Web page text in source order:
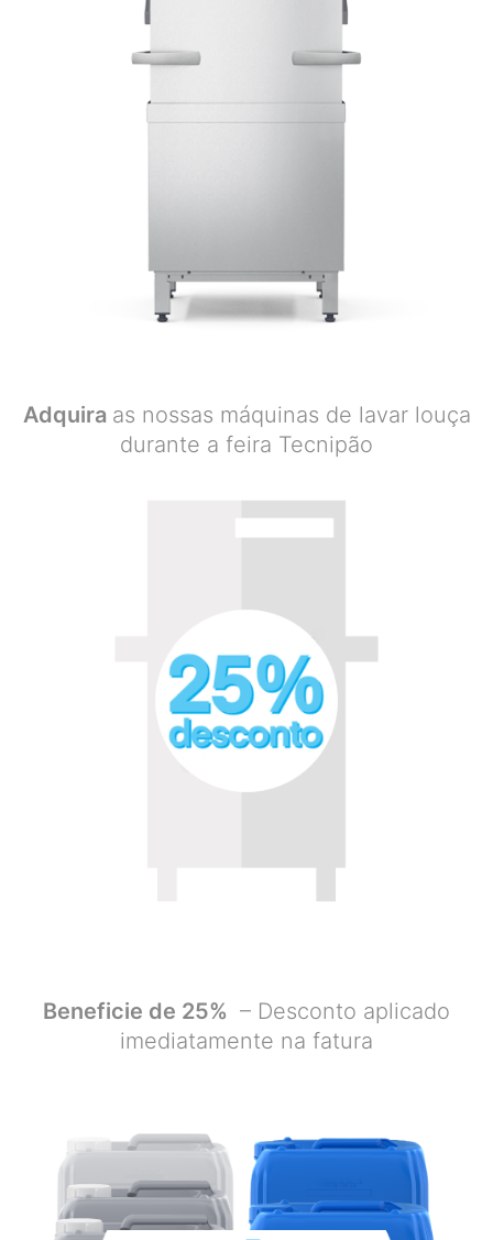
Adquira as nossas máquinas de lavar louça
durante a feira Tecnipão
Beneficie de 25% – Desconto aplicado
imediatamente na fatura